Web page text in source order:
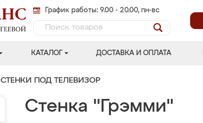
График работы: 9.00 - 20.00, пн-вс
КАТАЛОГ ДОСТАВКА И ОПЛАТА
СТЕНКИ ПОД ТЕЛЕВИЗОР
Стенка "Грэмми"